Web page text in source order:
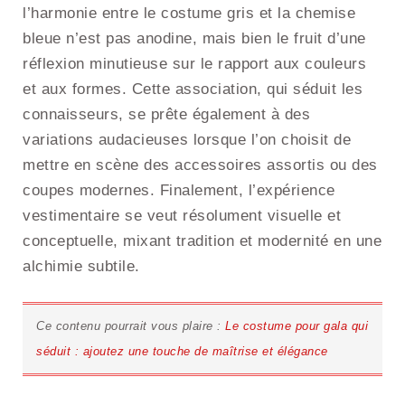
l’harmonie entre le costume gris et la chemise
bleue n’est pas anodine, mais bien le fruit d’une
réflexion minutieuse sur le rapport aux couleurs
et aux formes. Cette association, qui séduit les
connaisseurs, se prête également à des
variations audacieuses lorsque l’on choisit de
mettre en scène des accessoires assortis ou des
coupes modernes. Finalement, l’expérience
vestimentaire se veut résolument visuelle et
conceptuelle, mixant tradition et modernité en une
alchimie subtile.
Ce contenu pourrait vous plaire : Le costume pour gala qui
séduit : ajoutez une touche de maîtrise et élégance